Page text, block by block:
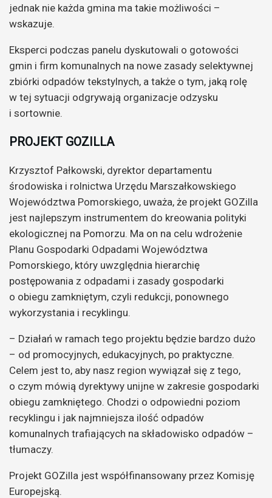
jednak nie każda gmina ma takie możliwości –
wskazuje.
Eksperci podczas panelu dyskutowali o gotowości
gmin i firm komunalnych na nowe zasady selektywnej
zbiórki odpadów tekstylnych, a także o tym, jaką rolę
w tej sytuacji odgrywają organizacje odzysku
i sortownie.
PROJEKT GOZILLA
Krzysztof Pałkowski, dyrektor departamentu
środowiska i rolnictwa Urzędu Marszałkowskiego
Województwa Pomorskiego, uważa, że projekt GOZilla
jest najlepszym instrumentem do kreowania polityki
ekologicznej na Pomorzu. Ma on na celu wdrożenie
Planu Gospodarki Odpadami Województwa
Pomorskiego, który uwzględnia hierarchię
postępowania z odpadami i zasady gospodarki
o obiegu zamkniętym, czyli redukcji, ponownego
wykorzystania i recyklingu.
– Działań w ramach tego projektu będzie bardzo dużo
– od promocyjnych, edukacyjnych, po praktyczne.
Celem jest to, aby nasz region wywiązał się z tego,
o czym mówią dyrektywy unijne w zakresie gospodarki
obiegu zamkniętego. Chodzi o odpowiedni poziom
recyklingu i jak najmniejsza ilość odpadów
komunalnych trafiających na składowisko odpadów –
tłumaczy.
Projekt GOZilla jest współfinansowany przez Komisję
Europejską.